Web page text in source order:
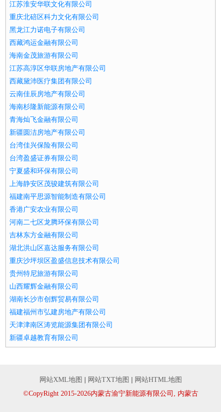
江苏淮安华联文化有限公司
重庆北碚区科力文化有限公司
黑龙江力诺电子有限公司
西藏鸿运金融有限公司
海南金茂旅游有限公司
江苏高淳区华联房地产有限公司
西藏黛沛医疗集团有限公司
云南佳辰房地产有限公司
海南杉隆新能源有限公司
青海灿飞金融有限公司
新疆圆洁房地产有限公司
台湾佳兴保险有限公司
台湾盈盛证券有限公司
宁夏盛和环保有限公司
上海静安区茂骏建筑有限公司
福建南平思源智能制造有限公司
香港广安农业有限公司
河南二七区龙腾环保有限公司
吉林东方金融有限公司
湖北洪山区嘉达服务有限公司
重庆沙坪坝区盈盛信息技术有限公司
贵州特尼旅游有限公司
山西耀辉金融有限公司
湖南长沙市创辉贸易有限公司
福建福州市弘建房地产有限公司
天津津南区涛览能源集团有限公司
新疆卓越教育有限公司
网站XML地图 网站TXT地图
网站HTML地图
©CopyRight 2015-2026内蒙古渝宁新能源有限公司, 内蒙古